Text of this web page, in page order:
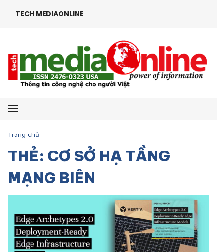
TECH MEDIAONLINE
Mở menu
Trang chủ
THẺ: CƠ SỞ HẠ TẦNG
MẠNG BIÊN